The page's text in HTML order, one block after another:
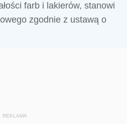
farb i lakierów, stanowi
zgodnie z ustawą o
REKLAMA